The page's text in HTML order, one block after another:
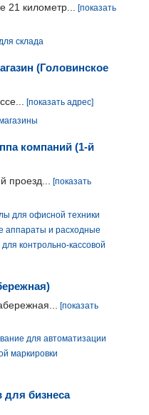
21 километр... [показать
склада
(Головинское
[показать адрес]
компаний (1-й
проезд...
[показать
для офисной техники
аппараты и расходные
контрольно-кассовой
[показать
для автоматизации
маркировки
для бизнеса